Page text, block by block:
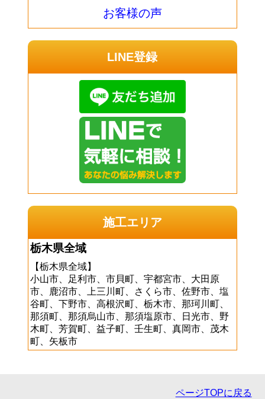
お客様の声
LINE登録
施工エリア
栃木県全域
【栃木県全域】
小山市、足利市、市貝町、宇都宮市、大田原
市、鹿沼市、上三川町、さくら市、佐野市、塩
谷町、下野市、高根沢町、栃木市、那珂川町、
那須町、那須烏山市、那須塩原市、日光市、野
木町、芳賀町、益子町、壬生町、真岡市、茂木
町、矢板市
ページTOPに戻る